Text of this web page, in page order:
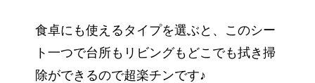
食卓にも使えるタイプを選ぶと、このシー
ト一つで台所もリビングもどこでも拭き掃
除ができるので超楽チンです♪